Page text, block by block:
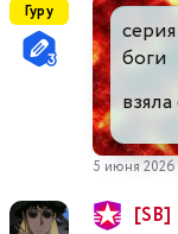
Гуру
боги
5 июня
[SB]